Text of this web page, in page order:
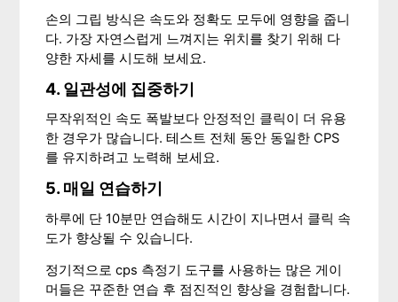
손의 그립 방식은 속도와 정확도 모두에 영향을 줍니
다. 가장 자연스럽게 느껴지는 위치를 찾기 위해 다
양한 자세를 시도해 보세요.
4. 일관성에 집중하기
무작위적인 속도 폭발보다 안정적인 클릭이 더 유용
한 경우가 많습니다. 테스트 전체 동안 동일한 CPS
를 유지하려고 노력해 보세요.
5. 매일 연습하기
하루에 단 10분만 연습해도 시간이 지나면서 클릭 속
도가 향상될 수 있습니다.
정기적으로 cps 측정기 도구를 사용하는 많은 게이
머들은 꾸준한 연습 후 점진적인 향상을 경험합니다.